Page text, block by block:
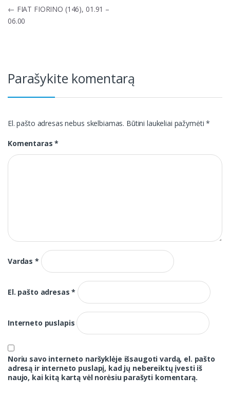
Navigacija
tarp
įrašų
← FIAT FIORINO (146), 01.91 –
06.00
Parašykite komentarą
El. pašto adresas nebus skelbiamas. Būtini laukeliai pažymėti*
Komentaras*
Vardas*
El. pašto adresas*
Interneto puslapis
Noriu savo interneto naršyklėje išsaugoti vardą, el. pašto
adresą ir interneto puslapį, kad jų nebereiktų įvesti iš
naujo, kai kitą kartą vėl norėsiu parašyti komentarą.